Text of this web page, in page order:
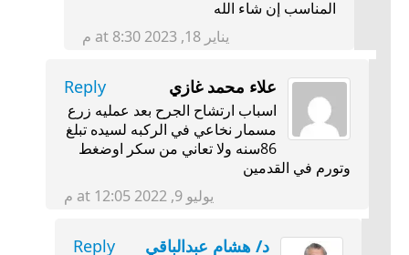
المناسب إن شاء الله
يناير 18, 2023 at 8:30 م
علاء محمد غازي Reply
اسباب ارتشاح الجرح بعد عمليه زرع
مسمار نخاعي في الركبه لسيده تبلغ
86سنه ولا تعاني من سكر اوضغط
وتورم في القدمين
يوليو 9, 2022 at 12:05 م
د/ هشام عبدالباقي Reply